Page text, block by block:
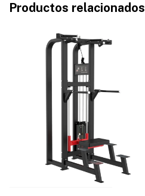
Productos relacionados